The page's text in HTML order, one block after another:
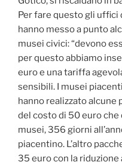
Per fare questo gli uffici
hanno messo a punto
musei civici: “devono
per questo abbiamo
euro e una tariffa
sensibili. I musei
hanno realizzato alcune
del costo di 50 euro che
musei, 356 giorni
piacentino. L’altro
35 euro con la riduzione